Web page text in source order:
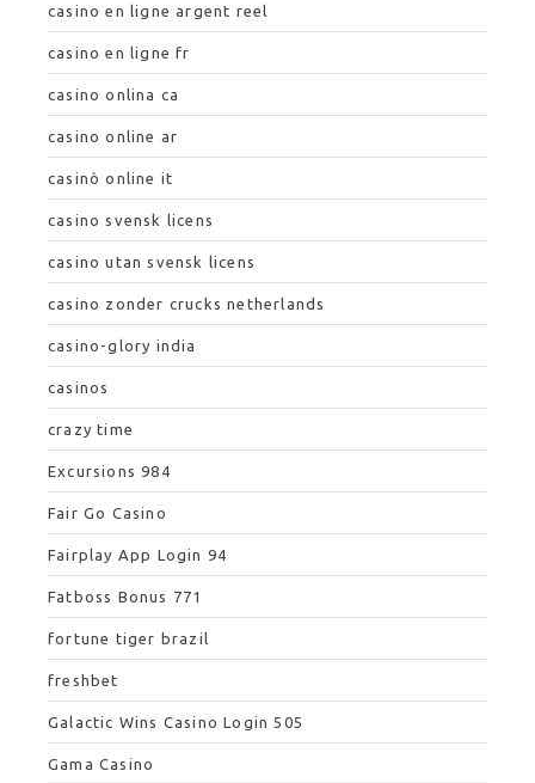
casino en ligne argent reel
casino en ligne fr
casino onlina ca
casino online ar
casinò online it
casino svensk licens
casino utan svensk licens
casino zonder crucks netherlands
casino-glory india
casinos
crazy time
Excursions 984
Fair Go Casino
Fairplay App Login 94
Fatboss Bonus 771
fortune tiger brazil
freshbet
Galactic Wins Casino Login 505
Gama Casino